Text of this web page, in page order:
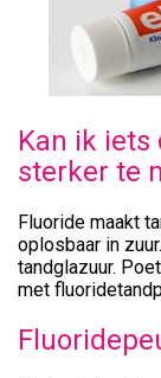
Kan ik
sterker te
Fluoride maakt
oplosbaar in
tandglazuur.
met